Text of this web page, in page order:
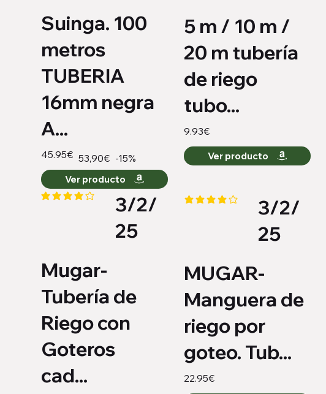
Suinga. 100
metros
TUBERIA
16mm negra
A...
45.95€ 53,90€ -15%
Ver producto
5 m / 10 m /
20 m tubería
de riego
tubo...
9.93€
Ver producto
la calificación promedio es 4.1 de 5
3/2/
25
Mugar-
Tubería de
Riego con
Goteros
cad...
la calificación promedio es 4.2 de 5
3/2/
25
MUGAR-
Manguera de
riego por
goteo. Tub...
22.95€